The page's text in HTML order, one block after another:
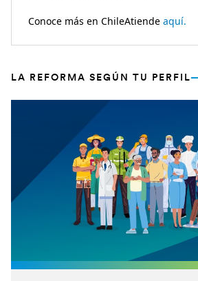
Conoce más en ChileAtiende aquí.
LA REFORMA SEGÚN TU PERFIL